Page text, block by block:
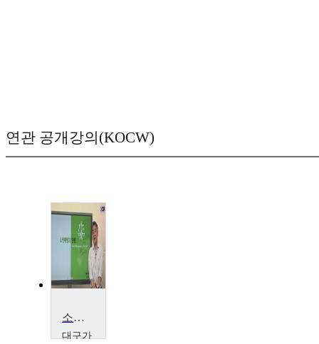
연관 공개강의(KOCW)
소년비행과 인권
대구가